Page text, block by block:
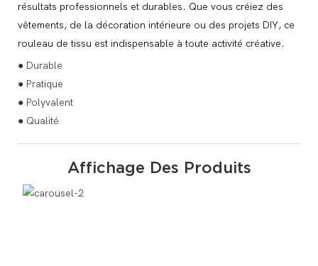
résultats professionnels et durables. Que vous créiez des
vêtements, de la décoration intérieure ou des projets DIY, ce
rouleau de tissu est indispensable à toute activité créative.
● Durable
● Pratique
● Polyvalent
● Qualité
Affichage Des Produits